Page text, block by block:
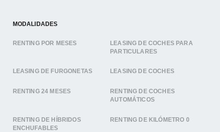
MODALIDADES
RENTING POR MESES
LEASING DE COCHES PARA
PARTICULARES
LEASING DE FURGONETAS LEASING DE COCHES
RENTING 24 MESES
RENTING DE COCHES
AUTOMÁTICOS
RENTING DE HÍBRIDOS
ENCHUFABLES
RENTING DE KILÓMETRO 0